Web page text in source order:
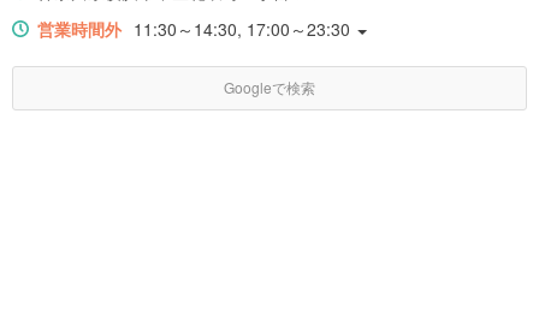
営業時間外 11:30～14:30, 17:00～23:30
Googleで検索